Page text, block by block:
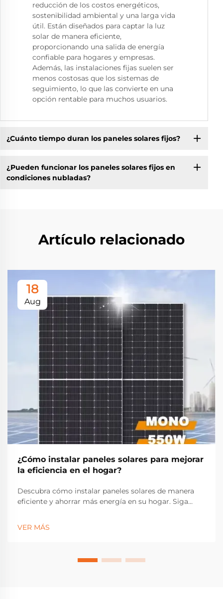
reducción de los costos energéticos,
sostenibilidad ambiental y una larga vida
útil. Están diseñados para captar la luz
solar de manera eficiente,
proporcionando una salida de energía
confiable para hogares y empresas.
Además, las instalaciones fijas suelen ser
menos costosas que los sistemas de
seguimiento, lo que las convierte en una
opción rentable para muchos usuarios.
¿Cuánto tiempo duran los paneles solares fijos?
¿Pueden funcionar los paneles solares fijos en
condiciones nubladas?
Artículo relacionado
18
Aug
¿Cómo instalar paneles solares para mejorar
la eficiencia en el hogar?
Descubra cómo instalar paneles solares de manera
eficiente y ahorrar más energía en su hogar. Siga
el ROI y reducir las facturas de energía. Empieza a
ahorrar hoy.
VER MÁS